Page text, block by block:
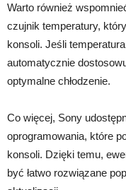
Warto również
czujnik temperatury,
konsoli. Jeśli
automatycznie
optymalne chłodzenie.
Co więcej, Sony
oprogramowania, które
konsoli. Dzięki temu,
być łatwo rozwiązane